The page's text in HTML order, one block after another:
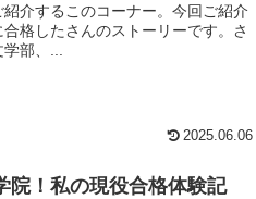
介するこのコーナー。今回ご紹介
格したさんのストーリーです。さ
部、...
2025.06.06
院！私の現役合格体験記